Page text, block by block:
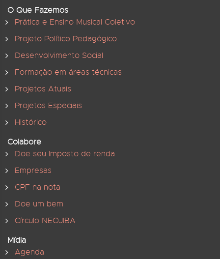
O Que Fazemos
Prática e Ensino Musical Coletivo
Projeto Político Pedagógico
Desenvolvimento Social
Formação em áreas técnicas
Projetos Atuais
Projetos Especiais
Histórico
Colabore
Doe seu Imposto de renda
Empresas
CPF na nota
Doe um bem
Círculo NEOJIBA
Mídia
Agenda